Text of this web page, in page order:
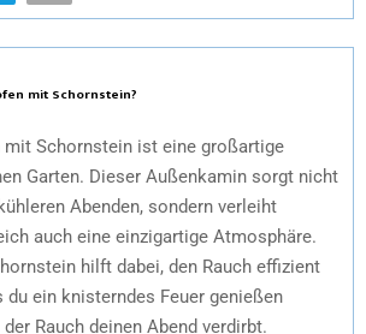
mit Schornstein?
mit Schornstein ist eine großartige
Garten. Dieser Außenkamin sorgt nicht
Abenden, sondern verleiht
auch eine einzigartige Atmosphäre.
hilft dabei, den Rauch effizient
du ein knisterndes Feuer genießen
Rauch deinen Abend verdirbt.